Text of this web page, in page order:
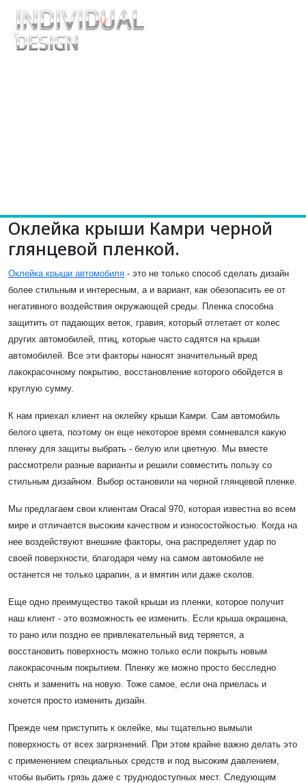
Оклейка крыши Камри черной
глянцевой пленкой.
Оклейка крыши автомобиля - это не только способ сделать дизайн
более стильным и интересным, а и вариант, как обезопасить ее от
негативного воздействия окружающей среды. Пленка способна
защитить от падающих веток, гравия, который отлетает от колес
других автомобилей, птиц, которые часто садятся на крыши
автомобилей. Все эти факторы наносят значительный вред
лакокрасочному покрытию, восстановление которого обойдется в
круглую сумму.
К нам приехал клиент на оклейку крыши Камри. Сам автомобиль
белого цвета, поэтому он еще некоторое время сомневался какую
пленку для защиты выбрать - белую или цветную. Мы вместе
рассмотрели разные варианты и решили совместить пользу со
стильным дизайном. Выбор остановили на черной глянцевой пленке.
Мы предлагаем свои клиентам Oracal 970, которая известна во всем
мире и отличается высоким качеством и износостойкостью. Когда на
нее воздействуют внешние факторы, она распределяет удар по
своей поверхности, благодаря чему на самом автомобиле не
останется не только царапин, а и вмятин или даже сколов.
Еще одно преимущество такой крыши из пленки, которое получит
наш клиент - это возможность ее изменить. Если крыша окрашена,
то рано или поздно ее привлекательный вид теряется, а
восстановить поверхность можно только если покрыть новым
лакокрасочным покрытием. Пленку же можно просто бесследно
снять и заменить на новую. Тоже самое, если она приелась и
хочется просто изменить дизайн.
Прежде чем приступить к оклейке, мы тщательно вымыли
поверхность от всех загрязнений. При этом крайне важно делать это
с применением специальных средств и под высоким давлением,
чтобы выбить грязь даже с труднодоступных мест. Следующим